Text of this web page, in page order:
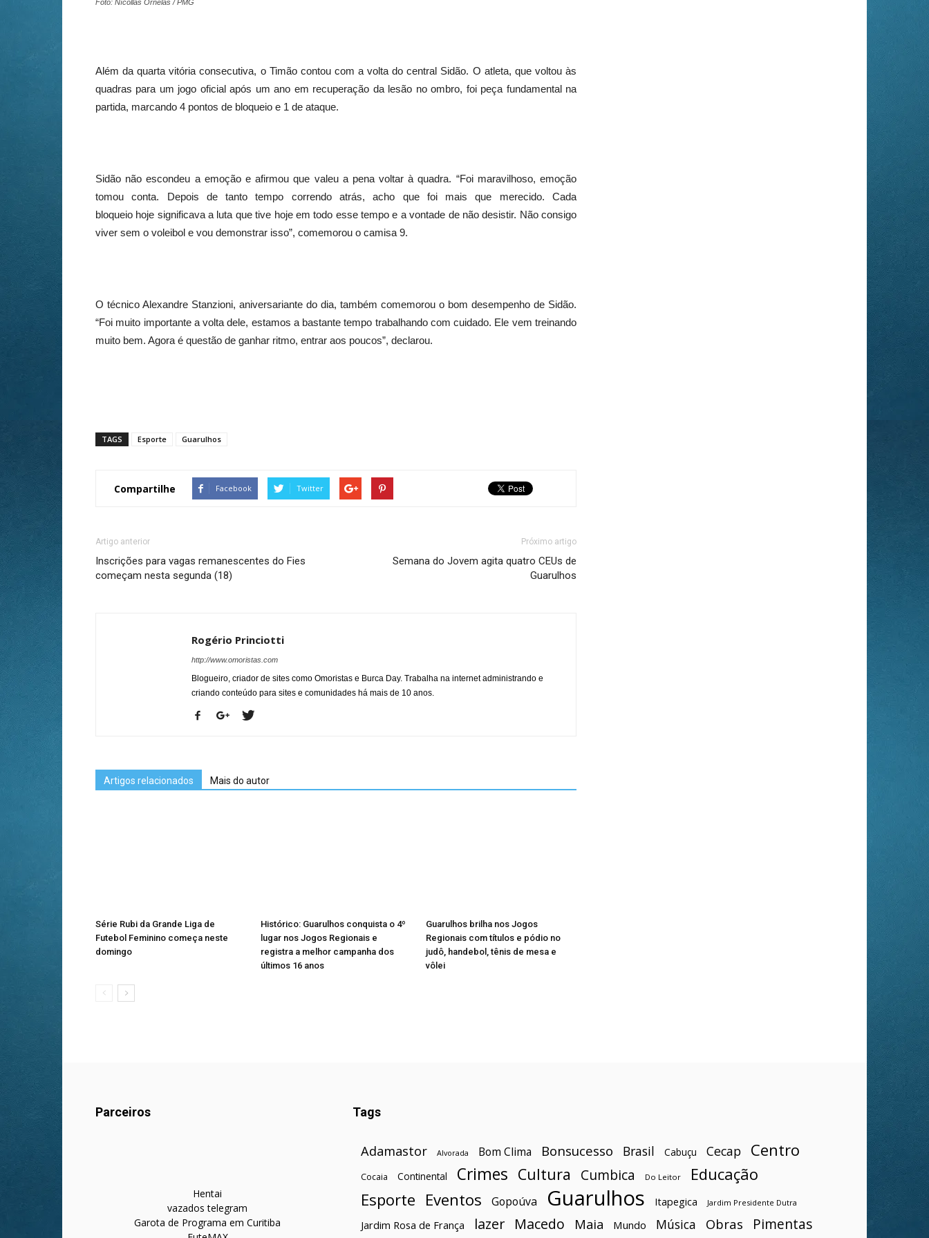
Foto: Nícollas Ornelas / PMG
Além da quarta vitória consecutiva, o Timão contou com a volta do central Sidão. O atleta, que voltou às
quadras para um jogo oficial após um ano em recuperação da lesão no ombro, foi peça fundamental na
partida, marcando 4 pontos de bloqueio e 1 de ataque.
Sidão não escondeu a emoção e afirmou que valeu a pena voltar à quadra. “Foi maravilhoso, emoção
tomou conta. Depois de tanto tempo correndo atrás, acho que foi mais que merecido. Cada
bloqueio hoje significava a luta que tive hoje em todo esse tempo e a vontade de não desistir. Não consigo
viver sem o voleibol e vou demonstrar isso”, comemorou o camisa 9.
O técnico Alexandre Stanzioni, aniversariante do dia, também comemorou o bom desempenho de Sidão.
“Foi muito importante a volta dele, estamos a bastante tempo trabalhando com cuidado. Ele vem treinando
muito bem. Agora é questão de ganhar ritmo, entrar aos poucos”, declarou.
TAGS Esporte Guarulhos
Compartilhe Facebook Twitter
Artigo anterior
Inscrições para vagas remanescentes do Fies
começam nesta segunda (18)
Próximo artigo
Semana do Jovem agita quatro CEUs de
Guarulhos
Rogério Princiotti
http://www.omoristas.com
Blogueiro, criador de sites como Omoristas e Burca Day. Trabalha na internet administrando e
criando conteúdo para sites e comunidades há mais de 10 anos.
Artigos relacionados Mais do autor
Série Rubi da Grande Liga de
Futebol Feminino começa neste
domingo
Histórico: Guarulhos conquista o 4º
lugar nos Jogos Regionais e
registra a melhor campanha dos
últimos 16 anos
Guarulhos brilha nos Jogos
Regionais com títulos e pódio no
judô, handebol, tênis de mesa e
vôlei
Parceiros
Hentai
vazados telegram
Garota de Programa em Curitiba
Tags
Adamastor Alvorada Bom Clima Bonsucesso Brasil Cabuçu Cecap Centro
Cocaia Continental Crimes Cultura Cumbica Do Leitor Educação
Esporte Eventos Gopoúva Guarulhos Itapegica Jardim Presidente Dutra
Jardim Rosa de França lazer Macedo Maia Mundo Música Obras Pimentas